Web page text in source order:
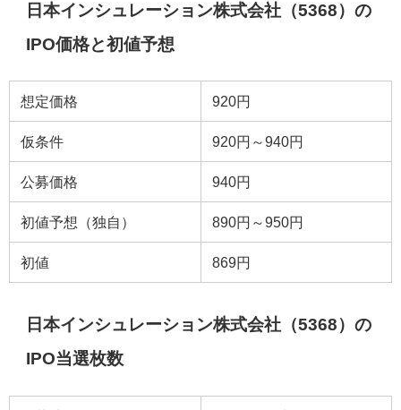
日本インシュレーション株式会社（5368）の
IPO価格と初値予想
想定価格 920円
仮条件 920円～940円
公募価格 940円
初値予想（独自） 890円～950円
初値 869円
日本インシュレーション株式会社（5368）の
IPO当選枚数